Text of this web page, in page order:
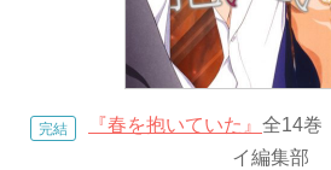
完結 『春を抱いていた』 全14巻
イ編集部